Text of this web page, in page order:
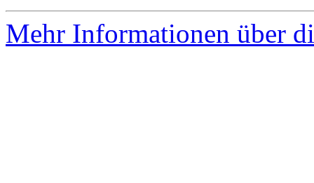
Mehr Informationen über